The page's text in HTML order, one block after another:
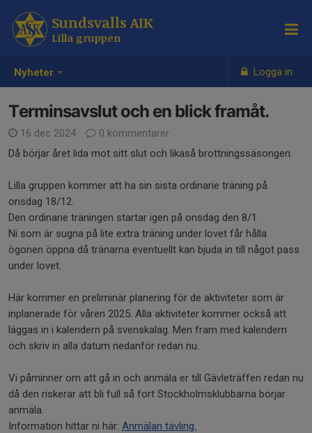
Nyheter Logga in
Sundsvalls AIK
Lilla gruppen
Terminsavslut och en blick framåt.
16 dec 2024
0 kommentarer
Då börjar året lida mot sitt slut och likaså brottningssäsongen.
Lilla gruppen kommer att ha sin sista ordinarie träning på
onsdag 18/12.
Den ordinarie träningen startar igen på onsdag den 8/1.
Ni som är sugna på lite extra träning under lovet får hålla
ögonen öppna då tränarna eventuellt kan bjuda in till något pass
under lovet.
Här kommer en preliminär planering för de aktiviteter som är
inplanerade för våren 2025. Alla aktiviteter kommer också att
läggas in i kalendern på svenskalag. Men fram med kalendern
och skriv in alla datum nedanför redan nu.
Vi påminner om att gå in och anmäla er till Gävleträffen redan nu
då den riskerar att bli full så fort Stockholmsklubbarna börjar
anmäla.
Information hittar ni här: Anmälan tävling.